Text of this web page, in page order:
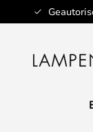
Ga
naar
inhoud